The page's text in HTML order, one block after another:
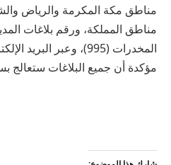
مناطق المملكة، ورقم بلاغات
مؤكدة أن جميع البلاغات ستعالج